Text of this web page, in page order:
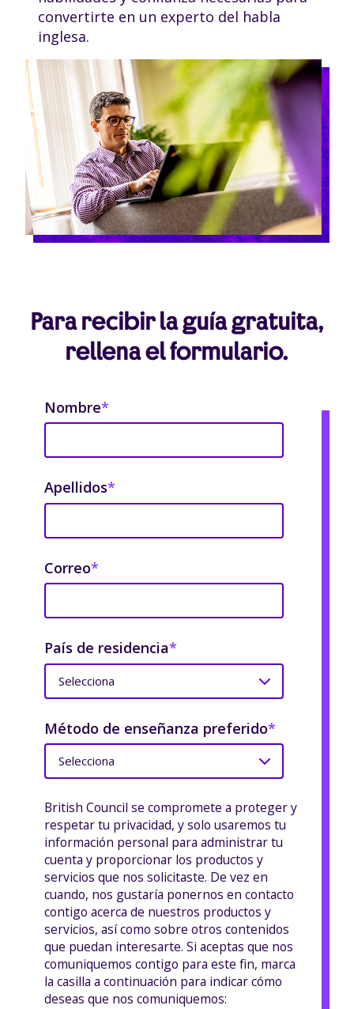
convertirte en un experto del habla
inglesa.
Para recibir la guía gratuita,
rellena el formulario.
Nombre*
Apellidos*
Correo*
País de residencia*
Método de enseñanza preferido*
British Council se compromete a proteger y
respetar tu privacidad, y solo usaremos tu
información personal para administrar tu
cuenta y proporcionar los productos y
servicios que nos solicitaste. De vez en
cuando, nos gustaría ponernos en contacto
contigo acerca de nuestros productos y
servicios, así como sobre otros contenidos
que puedan interesarte. Si aceptas que nos
comuniquemos contigo para este fin, marca
la casilla a continuación para indicar cómo
deseas que nos comuniquemos: